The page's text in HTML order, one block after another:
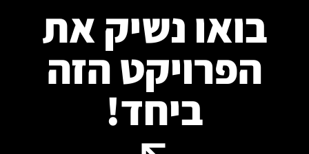
בואו נשיק את
הפרויקט הזה
ביחד!